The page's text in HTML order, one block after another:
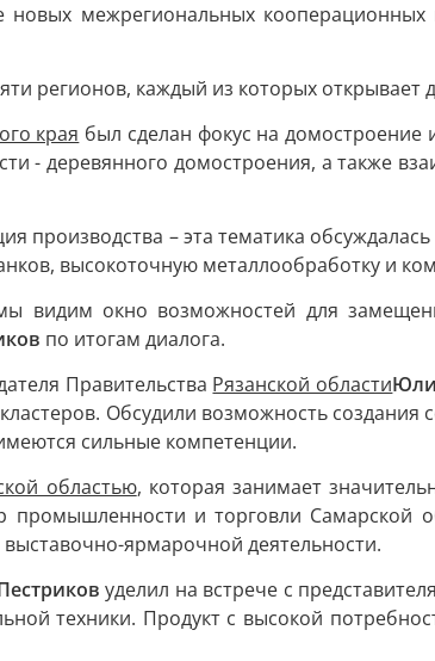
межрегиональных
регионов, каждый из которых
края был сделан фокус на
- деревянного домостроения, а также
производства – эта тематика
высокоточную металлообработку и
видим окно возможностей для
по итогам диалога.
Правительства Рязанской области
Обсудили возможность
сильные компетенции.
областью, которая занимает
промышленности и торговли Самарской
ярмарочной деятельности.
уделил на встрече с
техники. Продукт с высокой